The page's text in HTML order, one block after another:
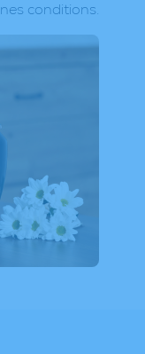
conditions.